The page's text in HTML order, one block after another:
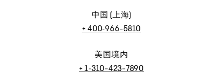
中国 (上海)
+ 400‑966-5810
美国境内
+ 1‑310-423-7890